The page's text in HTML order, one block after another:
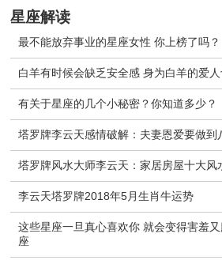
星座解读
最不能放弃事业的星座女性 你上榜了吗？
白羊有时候会缺乏安全感 身为白羊的爱
有关于星座的几个小秘密？你知道多少？
塔罗牌李云天感情破解：夫妻恩爱要做到
塔罗牌风水大师李云天：家居房屋十大风
李云天塔罗牌2018年5月生肖牛运势
这些星座一旦真心喜欢你 就会变得害羞
座